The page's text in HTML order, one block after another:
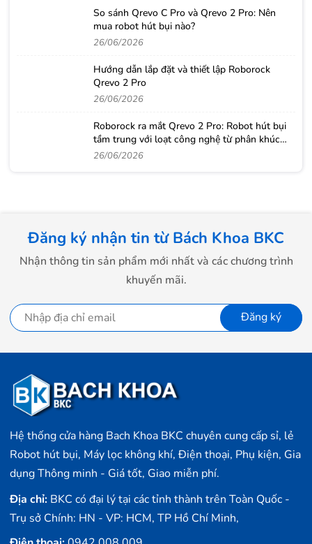
So sánh Qrevo C Pro và Qrevo 2 Pro: Nên
mua robot hút bụi nào?
26/06/2026
Hướng dẫn lắp đặt và thiết lập Roborock
Qrevo 2 Pro
26/06/2026
Roborock ra mắt Qrevo 2 Pro: Robot hút bụi
tầm trung với loạt công nghệ từ phân khúc
cao cấp
26/06/2026
Đăng ký nhận tin từ Bách Khoa BKC
Nhận thông tin sản phẩm mới nhất và các chương trình
khuyến mãi.
Đăng ký
Hệ thống cửa hàng Bach Khoa BKC chuyên cung cấp sỉ, lẻ
Robot hút bụi, Máy lọc không khí, Điện thoại, Phụ kiện, Gia
dụng Thông minh - Giá tốt, Giao miễn phí.
Địa chỉ: BKC có đại lý tại các tỉnh thành trên Toàn Quốc -
Trụ sở Chính: HN - VP: HCM, TP Hồ Chí Minh,